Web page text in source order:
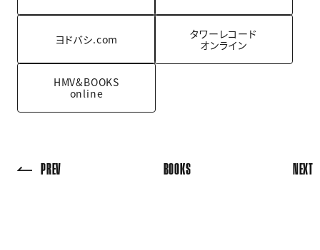
ヨドバシ.com
タワーレコード
オンライン
HMV&BOOKS
online
PREV BOOKS NEXT